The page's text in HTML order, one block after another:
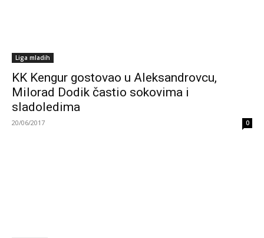
Liga mladih
KK Kengur gostovao u Aleksandrovcu,
Milorad Dodik častio sokovima i
sladoledima
20/06/2017 0